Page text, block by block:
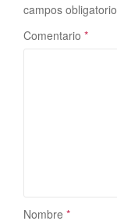
campos
Comentario *
Nombre *